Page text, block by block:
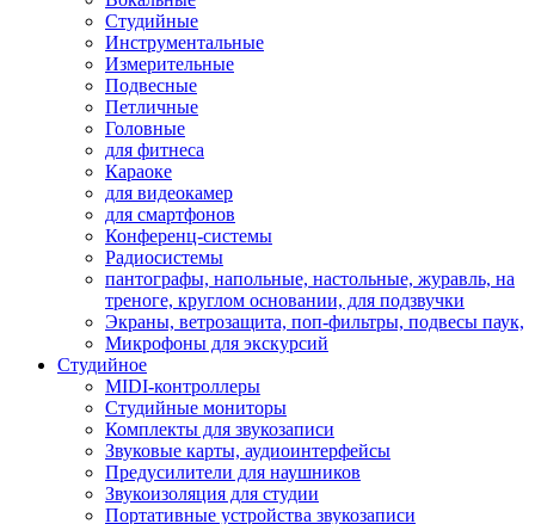
Студийные
Инструментальные
Измерительные
Подвесные
Петличные
Головные
для фитнеса
Караоке
для видеокамер
для смартфонов
Конференц-системы
Радиосистемы
пантографы, напольные, настольные, журавль, на
треноге, круглом основании, для подзвучки
Экраны, ветрозащита, поп-фильтры, подвесы паук,
Микрофоны для экскурсий
Студийное
MIDI-контроллеры
Студийные мониторы
Комплекты для звукозаписи
Звуковые карты, аудиоинтерфейсы
Предусилители для наушников
Звукоизоляция для студии
Портативные устройства звукозаписи